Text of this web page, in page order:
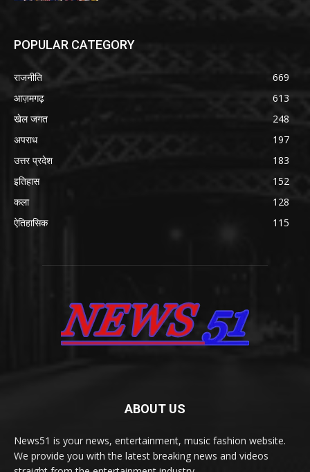
POPULAR CATEGORY
राजनीति
669
आज़मगढ़
613
खेल जगत
248
अपराध
197
उत्तर प्रदेश
183
इतिहास
152
कला
128
ऐतिहासिक
115
ABOUT US
News51 is your news, entertainment, music fashion website.
We provide you with the latest breaking news and videos